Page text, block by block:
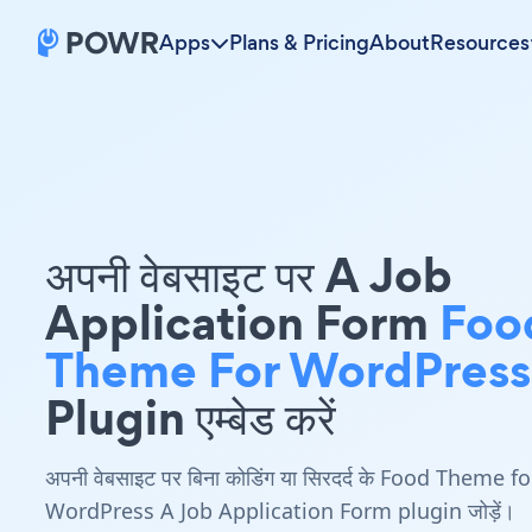
Apps Plans & PricingAboutResources
अपनी वेबसाइट पर A Job
Application Form
Theme For WordPress
Plugin एम्बेड करें
अपनी वेबसाइट पर बिना कोडिंग या सिरदर्द के Food Theme
WordPress A Job Application Form plugin जोड़ें।